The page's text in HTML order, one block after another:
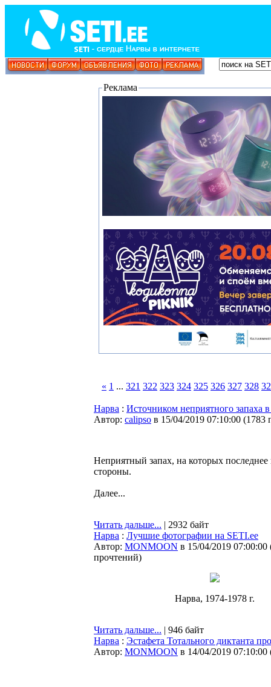
Реклама
« 1 ... 321 322 323 324 325 326 327 328
Нарва : Источником неприятного запаха
Автор: calipso в 15/04/2019 07:10:00 (1783
Неприятный запах, на которых
стороны.
Далее...
Читать дальше... | 2932 байт
Нарва : Лучшие фотографии на SETI.ee
Автор: MONMOON в 15/04/2019 07:00:00
прочтений)
Нарва, 1974-1978 г.
Читать дальше... | 946 байт
Нарва : Эстафета Тотального диктанта
Автор: MONMOON в 14/04/2019 07:10:00